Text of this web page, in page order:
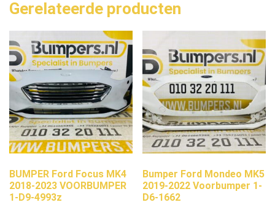
Gerelateerde producten
BUMPER Ford Focus MK4
2018-2023 VOORBUMPER
1-D9-4993z
Bumper Ford Mondeo MK5
2019-2022 Voorbumper 1-
D6-1662